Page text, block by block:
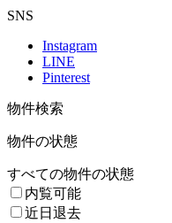
SNS
Instagram
LINE
Pinterest
物件検索
物件の状態
すべての物件の状態
内覧可能
近日退去